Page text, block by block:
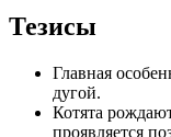
Тезисы
Главная
дугой.
Котята
проявляется